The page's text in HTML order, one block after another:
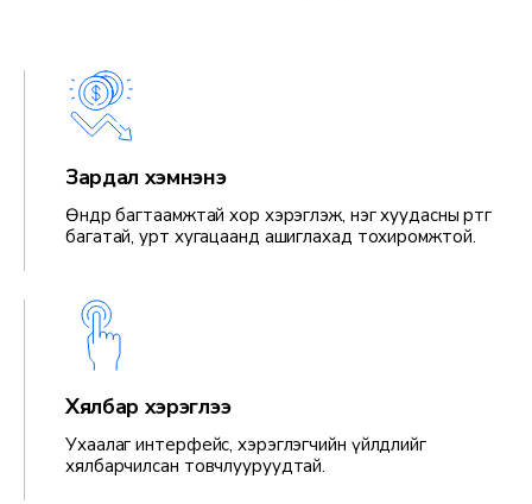
Зардал хэмнэнэ
Өндөр багтаамжтай хор хэрэглэж, нэг хуудасны өртөг
багатай, урт хугацаанд ашиглахад тохиромжтой.
Хялбар хэрэглээ
Ухаалаг интерфейс, хэрэглэгчийн үйлдлийг
хялбарчилсан товчлууруудтай.